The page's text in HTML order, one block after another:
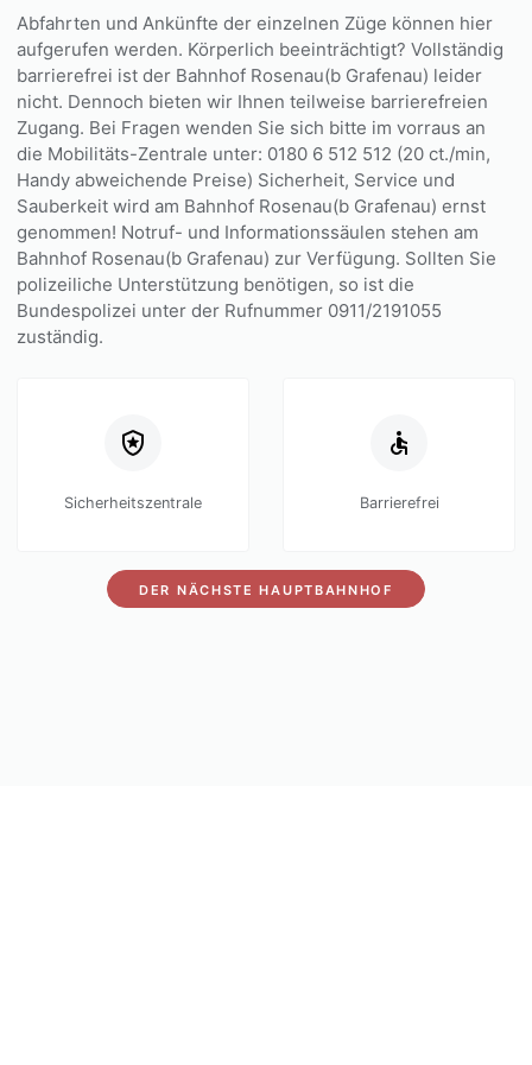
Abfahrten und Ankünfte der einzelnen Züge können hier
aufgerufen werden. Körperlich beeinträchtigt? Vollständig
barrierefrei ist der Bahnhof Rosenau(b Grafenau) leider
nicht. Dennoch bieten wir Ihnen teilweise barrierefreien
Zugang. Bei Fragen wenden Sie sich bitte im vorraus an
die Mobilitäts-Zentrale unter: 0180 6 512 512 (20 ct./min,
Handy abweichende Preise) Sicherheit, Service und
Sauberkeit wird am Bahnhof Rosenau(b Grafenau) ernst
genommen! Notruf- und Informationssäulen stehen am
Bahnhof Rosenau(b Grafenau) zur Verfügung. Sollten Sie
polizeiliche Unterstützung benötigen, so ist die
Bundespolizei unter der Rufnummer 0911/2191055
zuständig.
Sicherheitszentrale Barrierefrei
DER NÄCHSTE HAUPTBAHNHOF